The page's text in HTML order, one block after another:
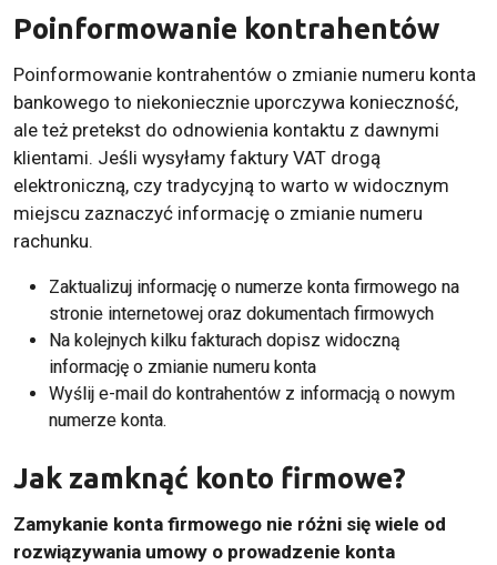
Poinformowanie kontrahentów
Poinformowanie kontrahentów o zmianie numeru konta
bankowego to niekoniecznie uporczywa konieczność,
ale też pretekst do odnowienia kontaktu z dawnymi
klientami. Jeśli wysyłamy faktury VAT drogą
elektroniczną, czy tradycyjną to warto w widocznym
miejscu zaznaczyć informację o zmianie numeru
rachunku.
Zaktualizuj informację o numerze konta firmowego na
stronie internetowej oraz dokumentach firmowych
Na kolejnych kilku fakturach dopisz widoczną
informację o zmianie numeru konta
Wyślij e-mail do kontrahentów z informacją o nowym
numerze konta.
Jak zamknąć konto firmowe?
Zamykanie konta firmowego nie różni się wiele od
rozwiązywania umowy o prowadzenie konta